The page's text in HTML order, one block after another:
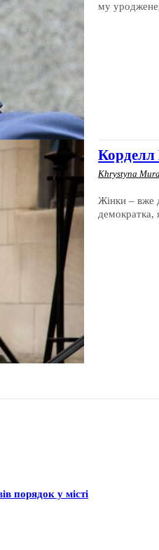
му
Корделл
Khrystyna
Жінки – вже
демократка,
порядок у місті